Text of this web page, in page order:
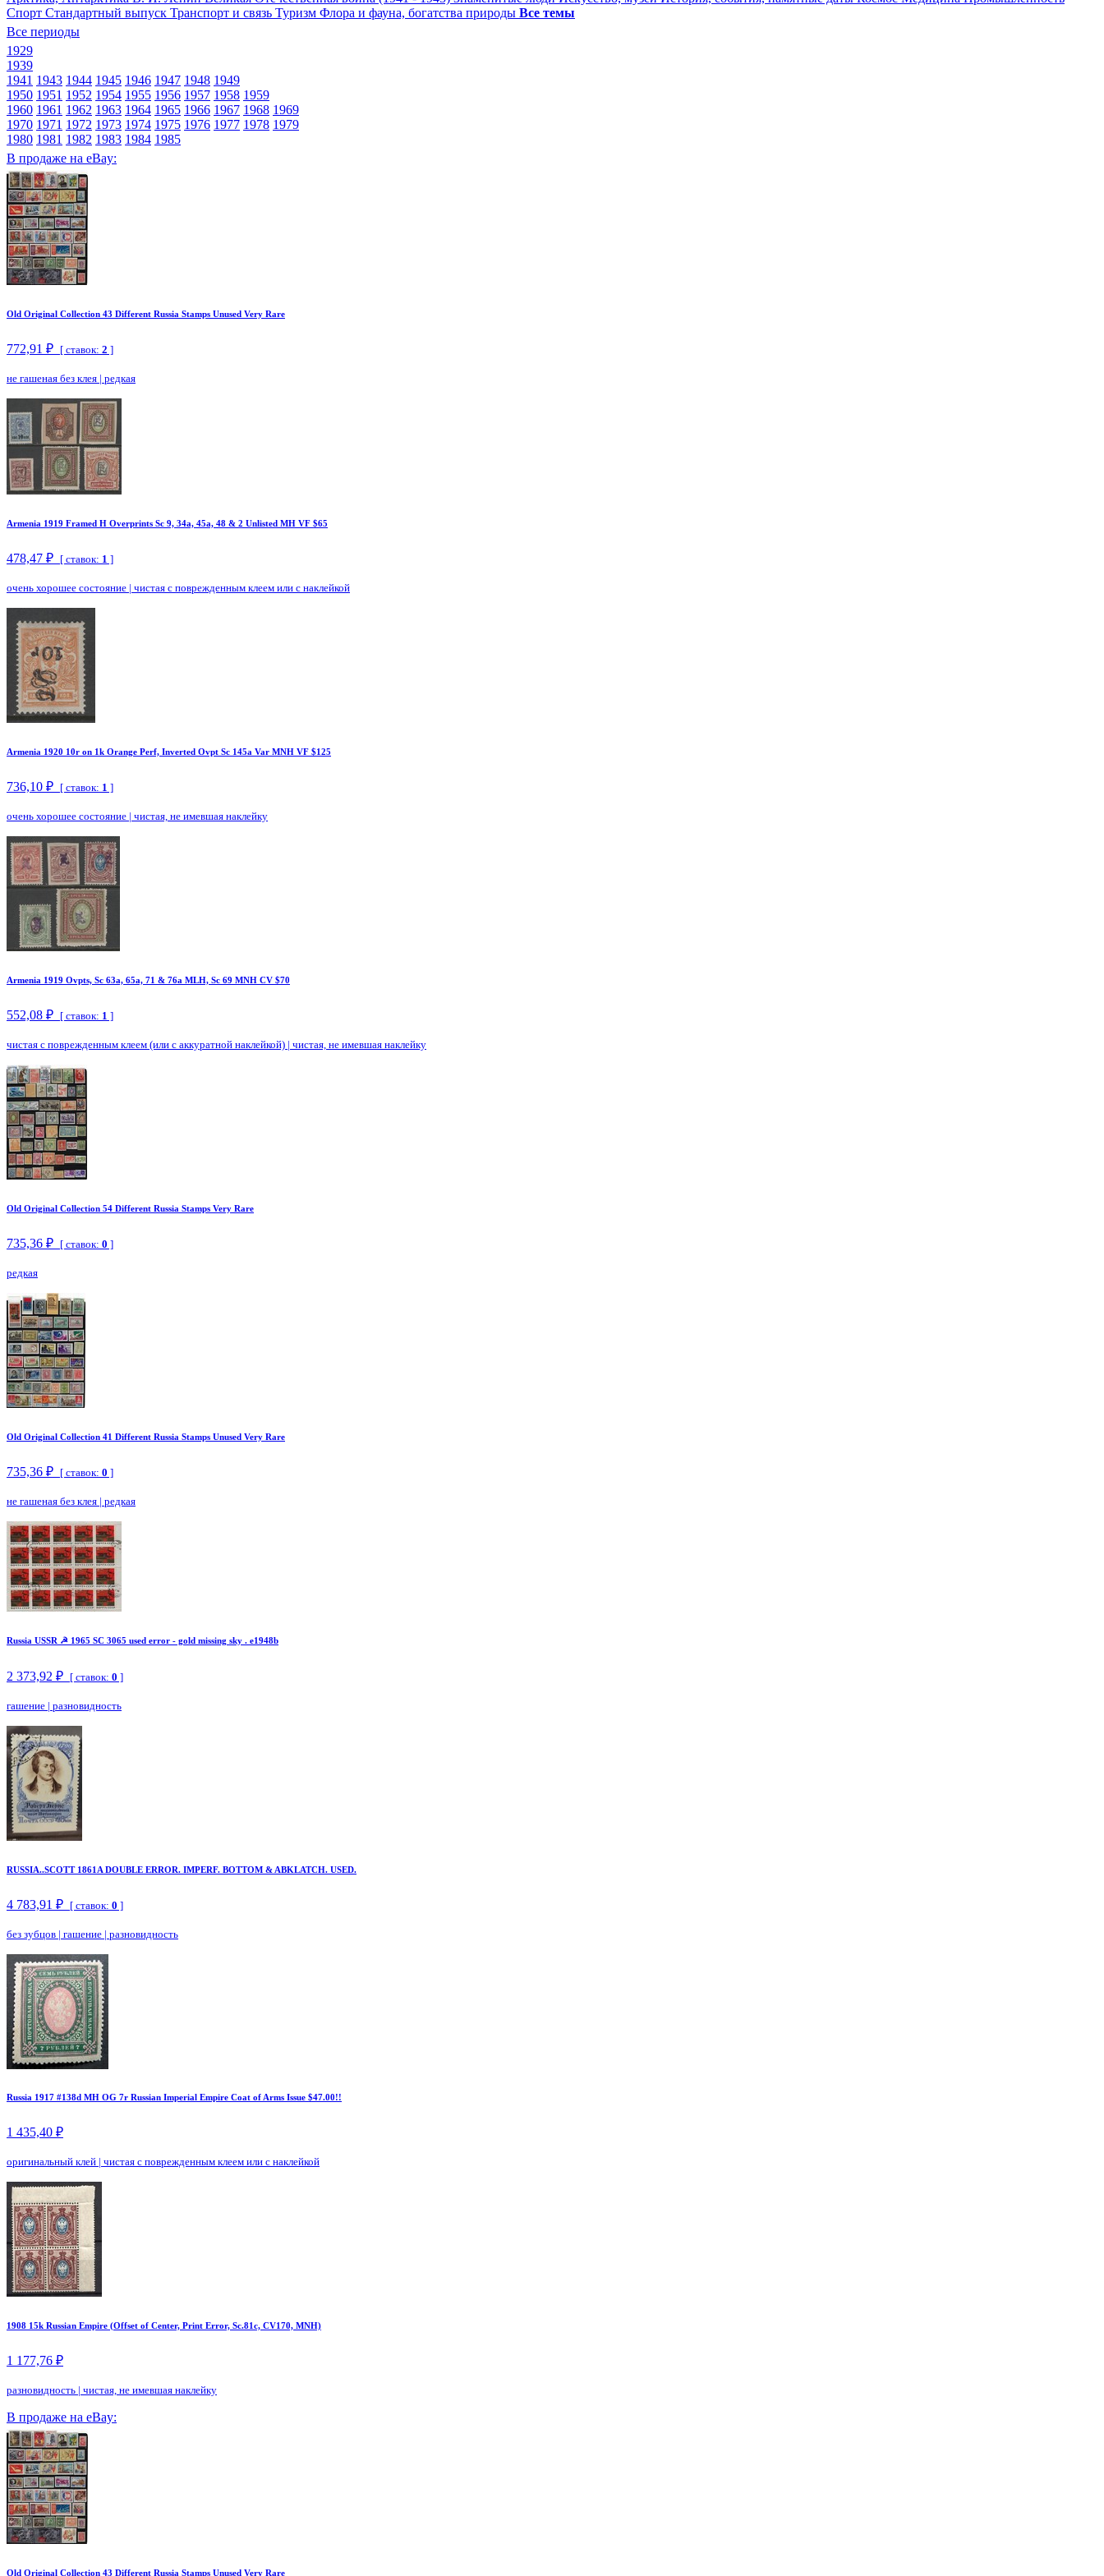
Спорт Стандартный выпуск Транспорт и связь Туризм Флора и фауна, богатства природы Все темы
Все периоды
1929
1939
1941 1943 1944 1945 1946 1947 1948 1949
1950 1951 1952 1954 1955 1956 1957 1958 1959
1960 1961 1962 1963 1964 1965 1966 1967 1968 1969
1970 1971 1972 1973 1974 1975 1976 1977 1978 1979
1980 1981 1982 1983 1984 1985
В продаже на eBay:
Old Original Collection 43 Different Russia Stamps Unused Very Rare
772,91 ₽ [ ставок: 2 ]
не гашеная без клея | редкая
Armenia 1919 Framed H Overprints Sc 9, 34a, 45a, 48 & 2 Unlisted MH VF $65
478,47 ₽ [ ставок: 1 ]
очень хорошее состояние | чистая с поврежденным клеем или с наклейкой
Armenia 1920 10r on 1k Orange Perf, Inverted Ovpt Sc 145a Var MNH VF $125
736,10 ₽ [ ставок: 1 ]
очень хорошее состояние | чистая, не имевшая наклейку
Armenia 1919 Ovpts, Sc 63a, 65a, 71 & 76a MLH, Sc 69 MNH CV $70
552,08 ₽ [ ставок: 1 ]
чистая с поврежденным клеем (или с аккуратной наклейкой) | чистая, не имевшая наклейку
Old Original Collection 54 Different Russia Stamps Very Rare
735,36 ₽ [ ставок: 0 ]
редкая
Old Original Collection 41 Different Russia Stamps Unused Very Rare
735,36 ₽ [ ставок: 0 ]
не гашеная без клея | редкая
Russia USSR ☭ 1965 SC 3065 used error - gold missing sky . e1948b
2 373,92 ₽ [ ставок: 0 ]
гашение | разновидность
RUSSIA..SCOTT 1861A DOUBLE ERROR. IMPERF. BOTTOM & ABKLATCH. USED.
4 783,91 ₽ [ ставок: 0 ]
без зубцов | гашение | разновидность
Russia 1917 #138d MH OG 7r Russian Imperial Empire Coat of Arms Issue $47.00!!
1 435,40 ₽
оригинальный клей | чистая с поврежденным клеем или с наклейкой
1908 15k Russian Empire (Offset of Center, Print Error, Sc.81c, CV170, MNH)
1 177,76 ₽
разновидность | чистая, не имевшая наклейку
В продаже на eBay:
Old Original Collection 43 Different Russia Stamps Unused Very Rare